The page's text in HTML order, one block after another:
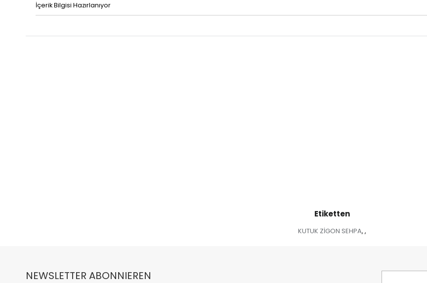
İçerik Bilgisi Hazırlanıyor
Etiketten
KUTUK ZİGON SEHPA, ,
NEWSLETTER ABONNIEREN